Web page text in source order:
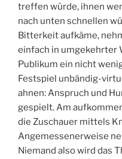
treffen würde, ihnen
nach unten schnellen
Bitterkeit aufkäme,
einfach in umgekehrter
Publikum ein nicht
Festspiel unbändig-
ahnen: Anspruch und
gespielt. Am
die Zuschauer mittels
Angemessenerweise
Niemand also wird das